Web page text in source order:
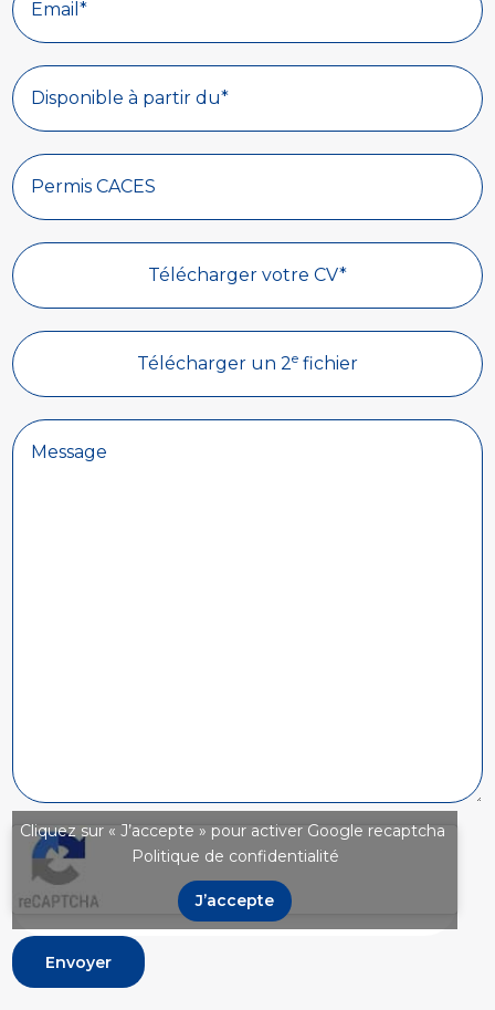
Disponible à partir du*
Télécharger votre CV*
Télécharger un 2e fichier
Cliquez sur « J’accepte » pour activer Google recaptcha
Politique de confidentialité
J’accepte
Envoyer